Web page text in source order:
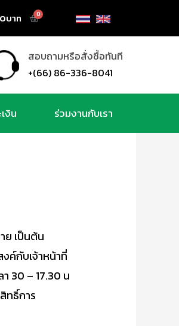
สอบถามหรือสั่งซื้อทันที
+(66) 86-336-8041
งิน ร่วมงานกับเรา
ย เป็นต้น
ค์กับเจ้าหน้าที่
30 – 17.30 น
ทธิ์การ